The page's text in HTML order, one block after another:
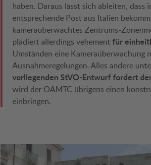
haben. Daraus lässt sich ableiten,
entsprechende Post aus Italien
kameraüberwachtes Zentrums-
plädiert allerdings vehementfür
Umständen eine Kameraüberwachung
Ausnahmeregelungen. Alles andere
vorliegenden StVO-Entwurf fordert
wird der ÖAMTC übrigens einen
einbringen.